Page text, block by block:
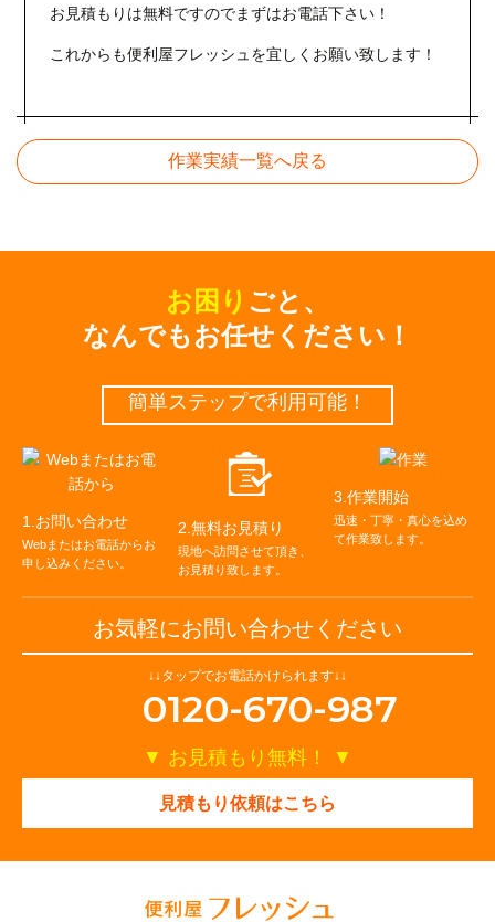
お見積もりは無料ですのでまずはお電話下さい！
これからも便利屋フレッシュを宜しくお願い致します！
作業実績一覧へ戻る
お困り ごと、
なんでもお任せください！
簡単ステップで利⽤可能！
1.お問い合わせ
Webまたはお電話からお
申し込みください。
2.無料お見積り
現地へ訪問させて頂き、
お⾒積り致します。
3.作業開始
迅速・丁寧・真心を込め
て作業致します。
お気軽にお問い合わせください
↓↓タップでお電話かけられます↓↓
0120-670-987
お見積もり無料！
見積もり依頼はこちら